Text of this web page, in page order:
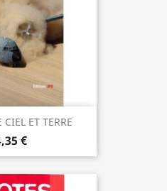
CIEL ET TERRE
€